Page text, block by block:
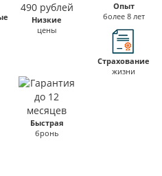
Низкие
цены
Опыт
более 8 лет
Страхование
жизни
Быстрая
бронь